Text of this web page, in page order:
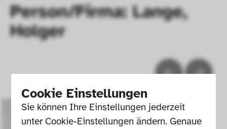
Cookie Einstellungen
Sie können Ihre Einstellungen jederzeit
unter Cookie-Einstellungen ändern. Genaue
Person/Firma: Lange,
Holger